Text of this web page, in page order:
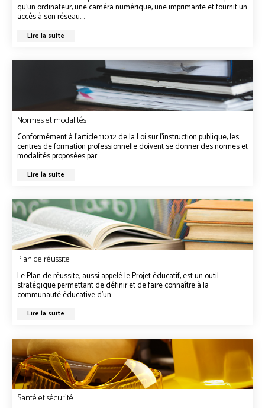
qu’un ordinateur, une caméra numérique, une imprimante et fournit un
accès à son réseau....
Lire la suite
Normes et modalités
Conformément à l’article 110.12 de la Loi sur l’instruction publique, les
centres de formation professionnelle doivent se donner des normes et
modalités proposées par...
Lire la suite
Plan de réussite
Le Plan de réussite, aussi appelé le Projet éducatif, est un outil
stratégique permettant de définir et de faire connaître à la
communauté éducative d’un...
Lire la suite
Santé et sécurité